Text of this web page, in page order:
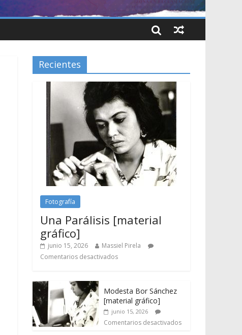
Recientes
Fotografía
Una Parálisis [material
gráfico]
junio 15, 2026
Massiel Pirela
Comentarios desactivados
Modesta Bor Sánchez
[material gráfico]
junio 15, 2026
Comentarios desactivados